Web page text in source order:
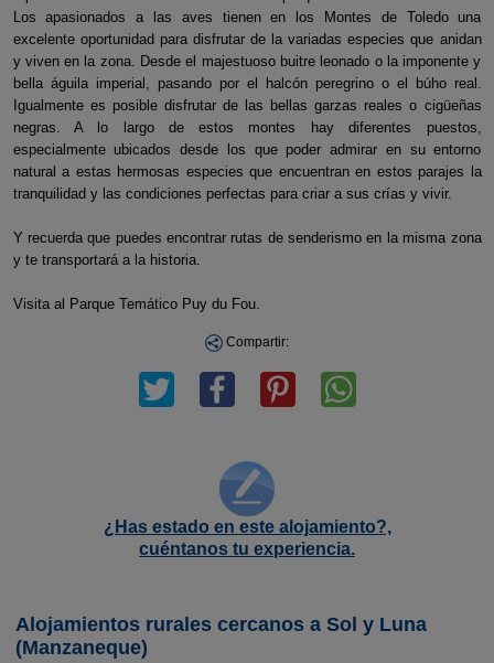
Los apasionados a las aves tienen en los Montes de Toledo una
excelente oportunidad para disfrutar de la variadas especies que anidan
y viven en la zona. Desde el majestuoso buitre leonado o la imponente y
bella águila imperial, pasando por el halcón peregrino o el búho real.
Igualmente es posible disfrutar de las bellas garzas reales o cigüeñas
negras. A lo largo de estos montes hay diferentes puestos,
especialmente ubicados desde los que poder admirar en su entorno
natural a estas hermosas especies que encuentran en estos parajes la
tranquilidad y las condiciones perfectas para criar a sus crías y vivir.
Y recuerda que puedes encontrar rutas de senderismo en la misma zona
y te transportará a la historia.
Visita al Parque Temático Puy du Fou.
Compartir:
¿Has estado en este alojamiento?,
cuéntanos tu experiencia.
Alojamientos rurales cercanos a Sol y Luna
(Manzaneque)